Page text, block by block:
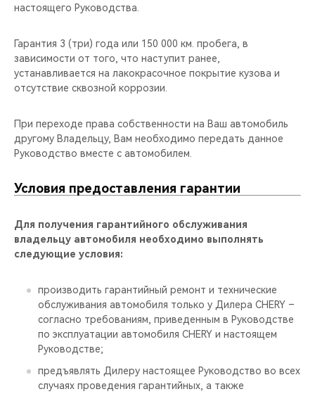
ВИДЕООБЗОРЫ
настоящего Руководства.
Гарантия 3 (три) года или 150 000 км. пробега, в
зависимости от того, что наступит ранее,
устанавливается на лакокрасочное покрытие кузова и
отсутствие сквозной коррозии.
При переходе права собственности на Ваш автомобиль
другому Владельцу, Вам необходимо передать данное
Руководство вместе с автомобилем.
Условия предоставления гарантии
Для получения гарантийного обслуживания
владельцу автомобиля необходимо выполнять
следующие условия:
производить гарантийный ремонт и технические
обслуживания автомобиля только у Дилера CHERY –
согласно требованиям, приведенным в Руководстве
по эксплуатации автомобиля CHERY и настоящем
Руководстве;
предъявлять Дилеру настоящее Руководство во всех
случаях проведения гарантийных, а также